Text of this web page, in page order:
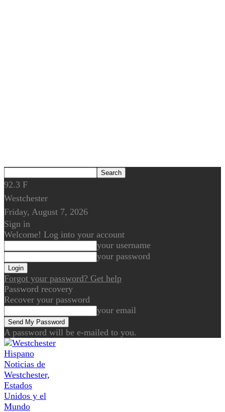
92.3 F
Westchester
Friday, August 7, 2026
Sign in
Welcome! Log into your account
your username
your password
Forgot your password? Get help
Password recovery
Recover your password
your email
A password will be e-mailed to you.
Noticias de
Westchester,
Estados
Unidos y el
Mundo